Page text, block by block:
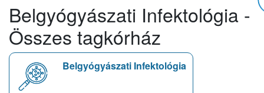
Belgyógyászati Infektológia -
Összes tagkórház
Belgyógyászati Infektológia